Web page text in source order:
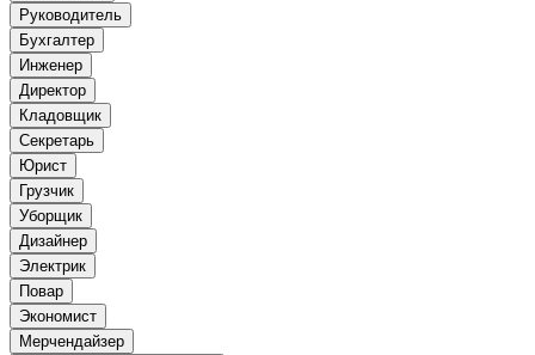
Руководитель
Бухгалтер
Инженер
Директор
Кладовщик
Секретарь
Юрист
Грузчик
Уборщик
Дизайнер
Электрик
Повар
Экономист
Мерчендайзер